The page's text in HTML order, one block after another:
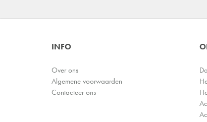
INFO
Over ons
Algemene voorwaarden
Contacteer ons